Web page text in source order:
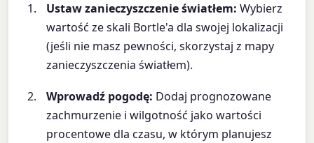
Ustaw zanieczyszczenie światłem: Wybierz
wartość ze skali Bortle'a dla swojej lokalizacji
(jeśli nie masz pewności, skorzystaj z mapy
zanieczyszczenia światłem).
Wprowadź pogodę: Dodaj prognozowane
zachmurzenie i wilgotność jako wartości
procentowe dla czasu, w którym planujesz